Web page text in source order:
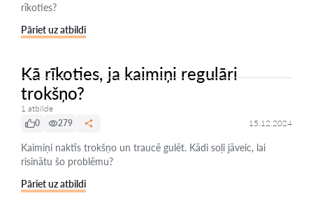
rīkoties?
Pāriet uz atbildi
Kā rīkoties, ja kaimiņi regulāri
trokšņo?
1 atbilde
0
279 15.12.2024
Kaimiņi naktīs trokšņo un traucē gulēt. Kādi soļi jāveic, lai
risinātu šo problēmu?
Pāriet uz atbildi